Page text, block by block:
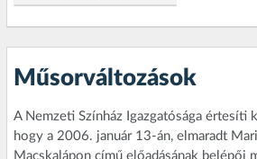
Műsorváltozások
A Nemzeti Színház Igazgatósága értesíti
hogy a 2006. január 13-án, elmaradt
Macskalápon című előadásának belépői